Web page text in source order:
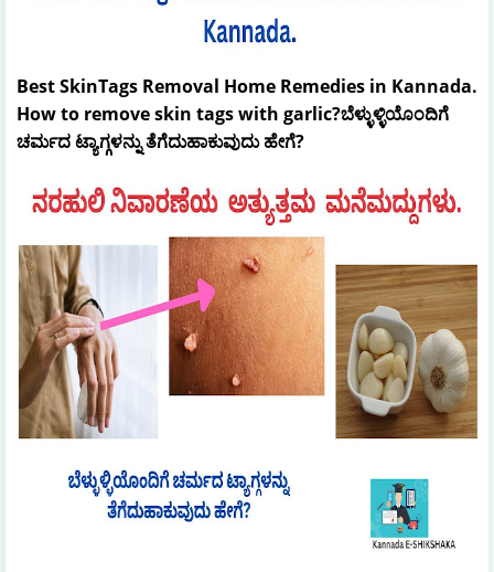
Best SkinTags Removal Home Remedies in Kannada.
How to remove skin tags with garlic?ಬೆಳ್ಳುಳ್ಳಿಯೊಂದಿಗೆ
ಚರ್ಮದ ಟ್ಯಾಗ್ಗಳನ್ನು ತೆಗೆದುಹಾಕುವುದು ಹೇಗೆ?